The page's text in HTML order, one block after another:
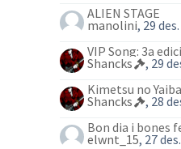
ALIEN STAGE
manolini, 29
VIP Song: 3a
Shancks
, 29
Kimetsu no
Shancks
, 28
Bon dia i bones
elwnt_15, 27